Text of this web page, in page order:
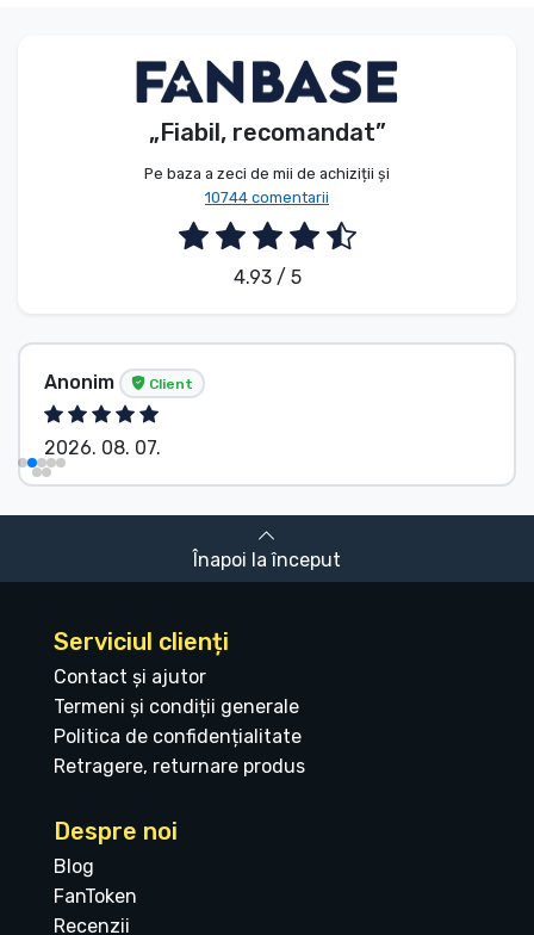
„Fiabil, recomandat”
Pe baza a zeci de mii de achiziții și
10744 comentarii
4.93 / 5
Anonim Client
2026. 08. 07.
Înapoi la început
Serviciul clienți
Contact și ajutor
Termeni și condiții generale
Politica de confidențialitate
Retragere, returnare produs
Despre noi
Blog
FanToken
Recenzii